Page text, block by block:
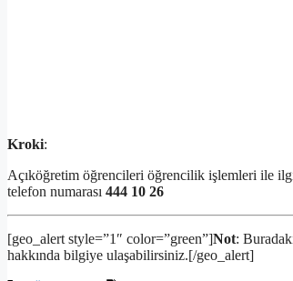
Kroki:
Açıköğretim öğrencileri öğrencilik işlemleri ile
telefon numarası 444 10 26
[geo_alert style=”1″ color=”green”]Not:
hakkında bilgiye ulaşabilirsiniz.[/geo_alert]